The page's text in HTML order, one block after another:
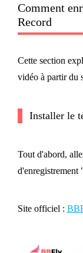
Comment
Record
Cette section
vidéo à partir du
Installer le
Tout d'abord,
Site officiel :